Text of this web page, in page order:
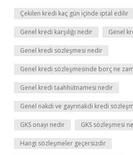
Çekilen kredi kaç gün içinde iptal edilir
Genel kredi karşılığı nedir Genel
Genel kredi sözleşmesi nedir
Genel kredi sözleşmesinde borç ne
Genel kredi taahhütnamesi nedir
Genel nakdi ve gayrinakdi kredi
GKS onayı nedir GKS sözleşmesi
Hangi sözleşmeler geçersizdir